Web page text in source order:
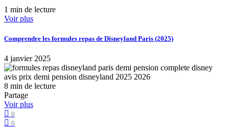
1 min de lecture
Voir plus
Comprendre les formules repas de Disneyland Paris (2025)
4 janvier 2025
8 min de lecture
Partage
Voir plus
0
0